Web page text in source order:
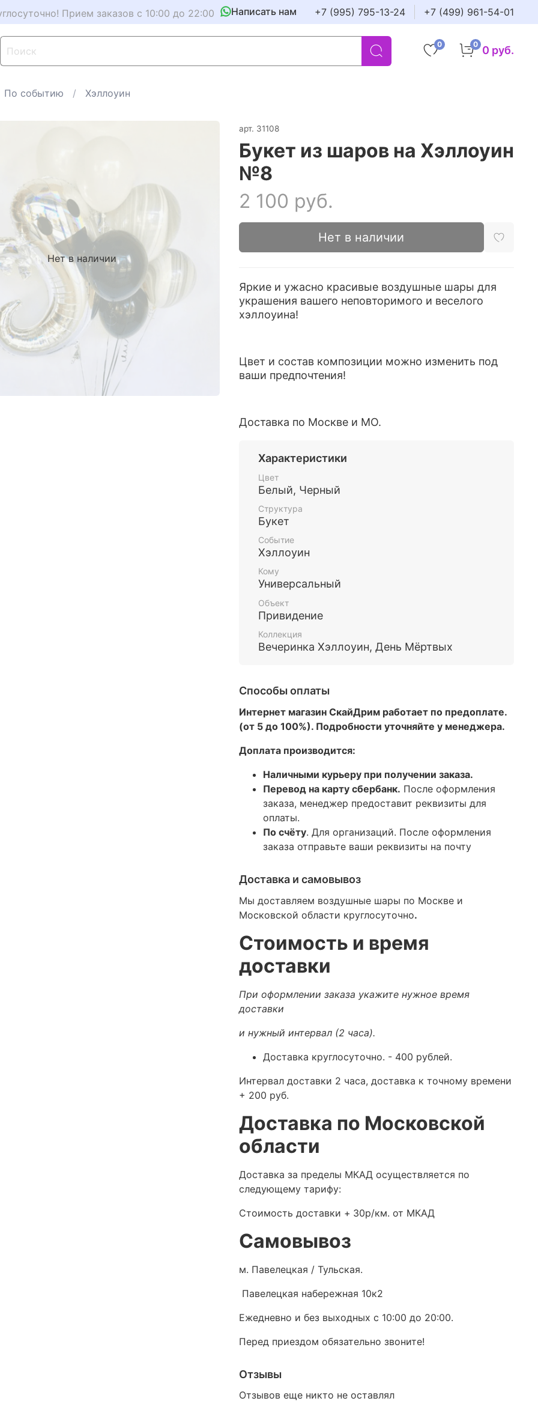
Прием заказов с 10:00 до 22:00 Написать нам +7 (995) 795-13-24 +7 (499) 961-54-01
0 0 0 руб.
По событию Хэллоуин
Нет в наличии
арт. 31108
Букет из шаров на Хэллоуин
№8
2 100 руб.
Нет в наличии
Яркие и ужасно красивые воздушные шары для
украшения вашего неповторимого и веселого
хэллоуина!
Цвет и состав композиции можно изменить под
ваши предпочтения!
Доставка по Москве и МО.
Характеристики
Цвет
Белый, Черный
Структура
Букет
Событие
Хэллоуин
Кому
Универсальный
Объект
Привидение
Коллекция
Вечеринка Хэллоуин, День Мёртвых
Способы оплаты
Интернет магазин СкайДрим работает по предоплате.
(от 5 до 100%). Подробности уточняйте у менеджера.
Доплата производится:
Наличными курьеру при получении заказа.
Перевод на карту сбербанк. После оформления
заказа, менеджер предоставит реквизиты для
оплаты.
По счёту. Для организаций. После оформления
заказа отправьте ваши реквизиты на почту
Доставка и самовывоз
Мы доставляем воздушные шары по Москве и
Московской области круглосуточно.
Стоимость и время
доставки
При оформлении заказа укажите нужное время
доставки
и нужный интервал (2 часа).
Доставка круглосуточно. - 400 рублей.
Интервал доставки 2 часа, доставка к точному времени
+ 200 руб.
Доставка по Московской
области
Доставка за пределы МКАД осуществляется по
следующему тарифу:
Стоимость доставки + 30р/км. от МКАД
Самовывоз
м. Павелецкая / Тульская.
Павелецкая набережная 10к2
Ежедневно и без выходных с 10:00 до 20:00.
Перед приездом обязательно звоните!
Отзывы
Отзывов еще никто не оставлял